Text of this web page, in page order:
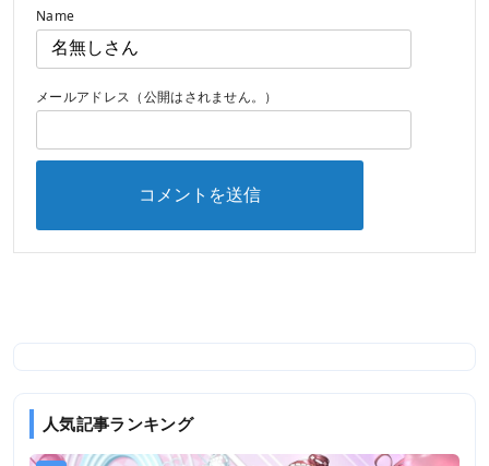
Name
メールアドレス（公開はされません。）
人気記事ランキング